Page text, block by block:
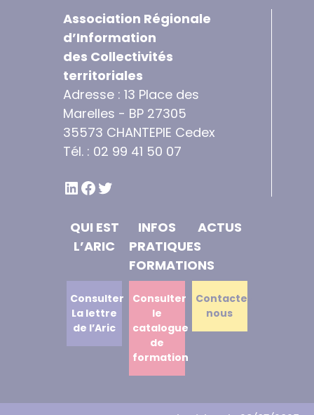
Association Régionale
d’Information
des Collectivités
territoriales
Adresse : 13 Place des
Marelles - BP 27305
35573 CHANTEPIE Cedex
Tél. : 02 99 41 50 07
LINKEDIN
FACEBOOK
TWITTER
QUI EST
L’ARIC
INFOS
PRATIQUES
FORMATIONS
ACTUS
Consulter
La lettre
de l’Aric
Consulter
le
catalogue
de
formation
Contactez
nous